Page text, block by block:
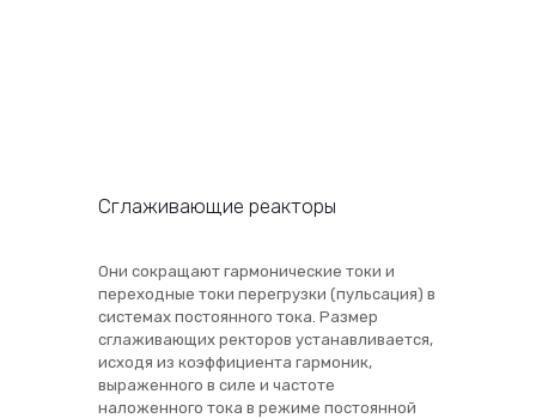
Сглаживающие реакторы
Они сокращают гармонические токи и
переходные токи перегрузки (пульсация) в
системах постоянного тока. Размер
сглаживающих ректоров устанавливается,
исходя из коэффициента гармоник,
выраженного в силе и частоте
наложенного тока в режиме постоянной